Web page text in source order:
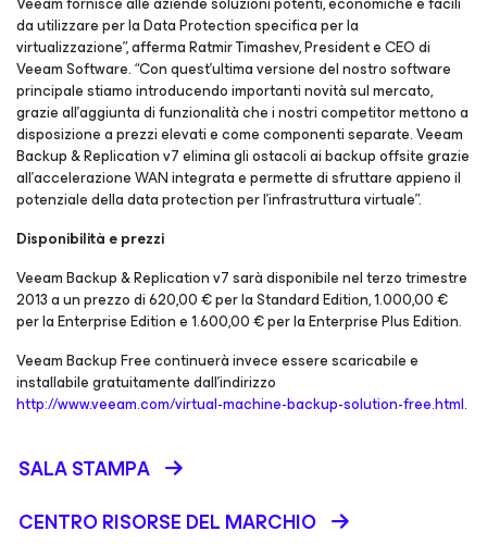
da utilizzare per la Data Protection specifica per la
virtualizzazione”, afferma Ratmir Timashev, President e CEO di
Veeam Software. “Con quest’ultima versione del nostro software
principale stiamo introducendo importanti novità sul mercato,
grazie all’aggiunta di funzionalità che i nostri competitor mettono a
disposizione a prezzi elevati e come componenti separate. Veeam
Backup & Replication v7 elimina gli ostacoli ai backup offsite grazie
all’accelerazione WAN integrata e permette di sfruttare appieno il
potenziale della data protection per l’infrastruttura virtuale”.
Disponibilità e prezzi
Veeam Backup & Replication v7 sarà disponibile nel terzo trimestre
2013 a un prezzo di 620,00 € per la Standard Edition, 1.000,00 €
per la Enterprise Edition e 1.600,00 € per la EnterprisePlusEdition.
Veeam Backup Free continuerà invece essere scaricabile e
installabile gratuitamente dall’indirizzo
http://www.veeam.com/virtual-machine-backup-solution-free.html.
SALA STAMPA
CENTRO RISORSE DEL MARCHIO